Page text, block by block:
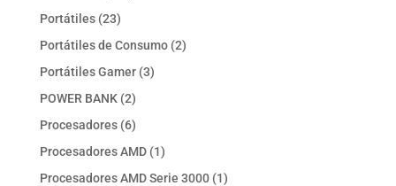
Portátiles 2323
productos
Portátiles de Consumo 22
Portátiles Gamer 33
POWER BANK 22
productos
Procesadores 66
productos
Procesadores AMD 11
producto
Procesadores AMD Serie 3000 11